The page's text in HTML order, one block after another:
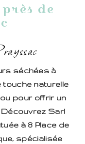
de
séchées à
naturelle
pour offrir un
Découvrez Sarl
à 8 Place de
spécialisée